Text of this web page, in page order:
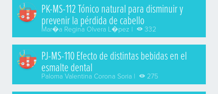
PK-MS-112 Tónico natural para disminuir y
prevenir la pérdida de cabello
Mar�a Regina Olvera L�pez | 332
PJ-MS-110 Efecto de distintas bebidas en el
esmalte dental
Paloma Valentina Corona Soria | 275